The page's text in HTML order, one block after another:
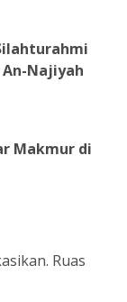
Najiyah
Makmur di
Ruas